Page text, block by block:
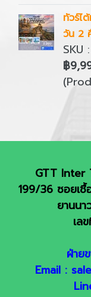
ทัวร์ไ
วัน 2
SKU
฿
GTT Inter
199/36 ซอยเ
ยานน
เล
ฝ่าย
Email :